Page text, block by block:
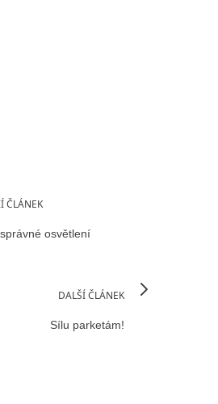
ČLÁNEK
osvětlení
DALŠÍ ČLÁNEK
Sílu parketám!